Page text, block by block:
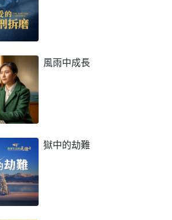
風雨中成長
獄中的劫難